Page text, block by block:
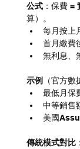
公式：保費 =
算）。
每月按上
首月繳費
無利息、
示例
（官方數
最低月保
中等銷售
美國
傳統模式對比